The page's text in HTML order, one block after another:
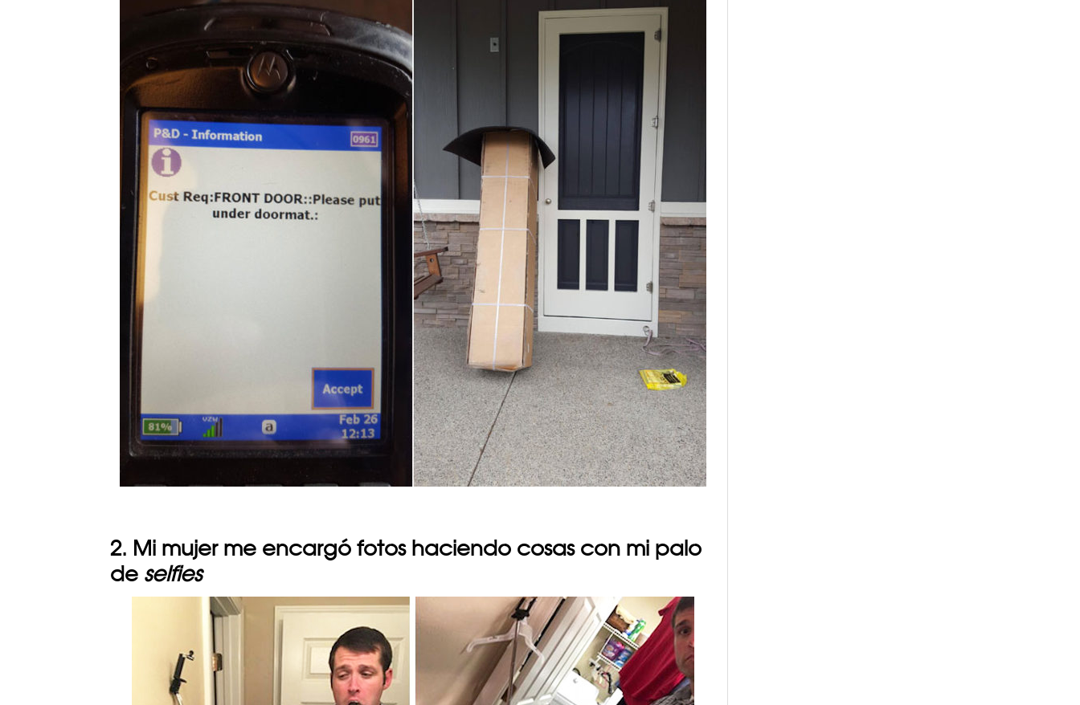
2. Mi mujer me encargó fotos haciendo cosas con mi palo
de selfies